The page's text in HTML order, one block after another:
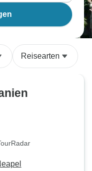
Reisearten